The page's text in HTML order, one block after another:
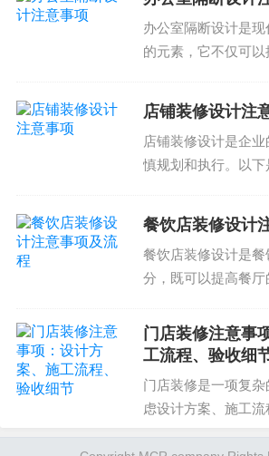
注意事项，帮助您在
办公室隔断设计是
的元素，它不仅可
间尺寸、人员流动、
办公室隔断设计的注
店铺装修设计注
店铺装修设计是企
慎规划和执行。以
用、易清洁、符合
如，地板可以选择耐
餐饮店装修设计
餐饮店装修设计是
分，既可以提高餐
店装修设计方案时
面：1. 设计风格和主
门店装修注意事
工流程、验收细
门店装修是一项复
虑设计方案、施工